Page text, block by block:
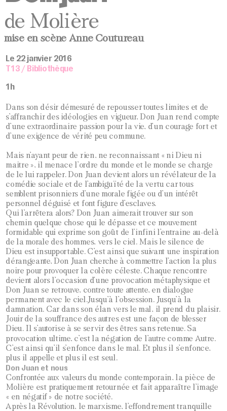
de Molière
mise en scène Anne Coutureau
Le 22 janvier 2016
T13 / Bibliothèque
1h
Dans son désir démesuré de repousser toutes limites et de
s’affranchir des idéologies en vigueur, Don Juan rend compte
d’une extraordinaire passion pour la vie, d’un courage fort et
d’une exigence de vérité peu commune.
Mais n’ayant peur de rien, ne reconnaissant « ni Dieu ni
maitre », il menace l’ordre du monde et le monde se charge
de le lui rappeler. Don Juan devient alors un révélateur de la
comédie sociale et de l’ambiguïté de la vertu car tous
semblent prisonniers d’une morale figée ou d’un intérêt
personnel déguisé et font figure d’esclaves.
Qui l’arrêtera alors? Don Juan aimerait trouver sur son
chemin quelque chose qui le dépasse et ce mouvement
formidable qui exprime son goût de l’infini l’entraine au-delà
de la morale des hommes, vers le ciel. Mais le silence de
Dieu est insupportable. C’est ainsi que suivant une inspiration
dérangeante, Don Juan cherche à commettre l’action la plus
noire pour provoquer la colère céleste. Chaque rencontre
devient alors l’occasion d’une provocation métaphysique et
Don Juan se retrouve, contre toute attente, en dialogue
permanent avec le ciel.Jusqu’à l’obsession. Jusqu’à la
damnation. Car dans son élan vers le mal, il prend du plaisir.
Jouir de la souffrance des autres est une façon de blesser
Dieu. Il s’autorise à se servir des êtres sans retenue. Sa
provocation ultime, c’est la négation de l’autre comme Autre.
C’est ainsi qu’il s’enfonce dans le mal. Et plus il s’enfonce,
plus il appelle et plus il est seul.
Don Juan et nous
Confrontée aux valeurs du monde contemporain, la pièce de
Molière est pratiquement retournée et fait apparaître l’image
« en négatif » de notre société.
Après la Révolution, le marxisme, l’effondrement tranquille